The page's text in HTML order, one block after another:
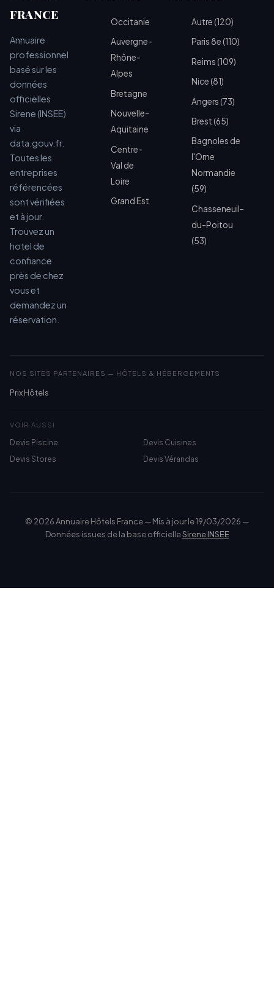
FRANCE
Annuaire
professionnel
basé sur les
données
officielles
Sirene (INSEE)
via
data.gouv.fr.
Toutes les
entreprises
référencées
sont vérifiées
et à jour.
Trouvez un
hotel de
confiance
près de chez
vous et
demandez un
réservation.
Occitanie
Auvergne-
Rhône-
Alpes
Bretagne
Nouvelle-
Aquitaine
Centre-
Val de
Loire
Grand Est
Autre (120)
Paris 8e (110)
Reims (109)
Nice (81)
Angers (73)
Brest (65)
Bagnoles de
l'Orne
Normandie
(59)
Chasseneuil-
du-Poitou
(53)
NOS SITES PARTENAIRES — HÔTELS & HÉBERGEMENTS
Prix Hôtels
VOIR AUSSI
Devis Piscine
Devis Cuisines
Devis Stores
Devis Vérandas
© 2026 Annuaire Hôtels France — Mis à jour le 19/03/2026 —
Données issues de la base officielleSirene INSEE